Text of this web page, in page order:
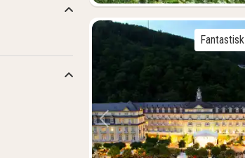
Forrige billede
Fantastisk